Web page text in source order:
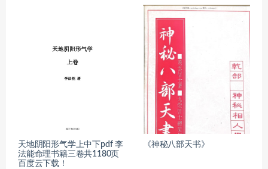
天地阴阳形气学上中下pdf 李
法能命理书籍三卷共1180页
百度云下载！
《神秘八部天书》